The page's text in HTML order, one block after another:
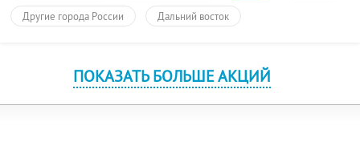
Другие города России Дальний восток
ПОКАЗАТЬ БОЛЬШЕ АКЦИЙ